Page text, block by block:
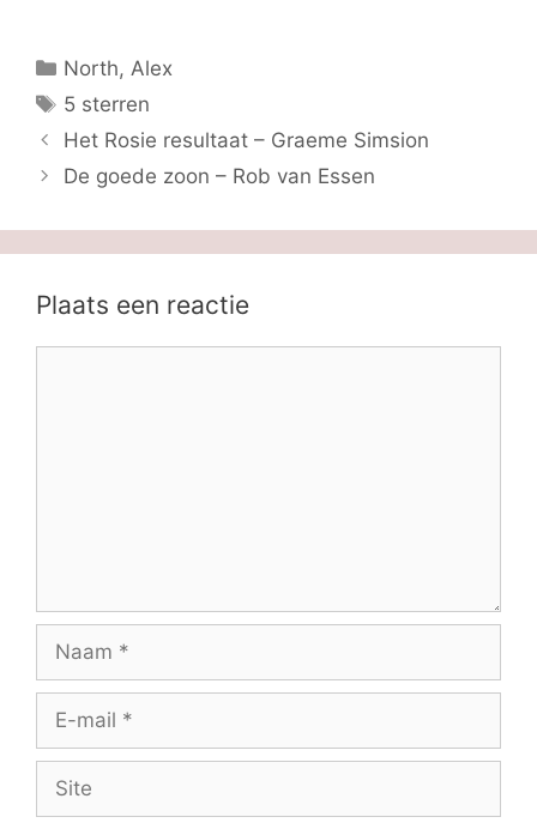
Categorieën
North, Alex
Tags
5 sterren
Het Rosie resultaat – Graeme Simsion
De goede zoon – Rob van Essen
Plaats een reactie
mail